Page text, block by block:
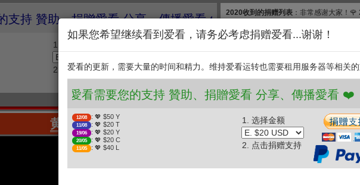
要您的支持 贊助、捐贈愛看 分享、傳播愛看 ❤️
1. 选择金额
2. 点击捐赠支持
2020收到的捐赠列表：非常感谢大家！🌹
款, 合计$830. 扣除银行费用，净收
和维护【爱看】，我们需要投入大量的时
继续捐赠支持爱看
黄金100秒 《最野假期》塔什库尔干县 (2017.09.11)
如果您希望继续看到爱看，请务必考虑捐赠爱看...谢谢！
爱看的更新，需要大量的时间和精力。维持爱看运转也需要租用服务器等相关的
❤️ 愛看需要您的支持 贊助、捐贈愛看 分享、傳播
12/08 : 💖 $50 Y
11/08 : 💖 $20 T
19/06 : 💖 $20 Y
20/05 : 💖 $20 C
11/05 : 💖 $40 L
1. 选择金额
2. 点击捐赠支持